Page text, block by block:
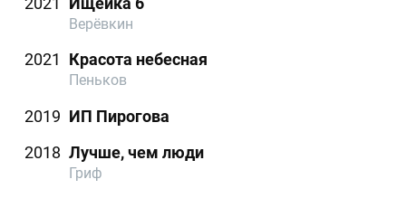
Верёвкин
2021 Красота небесная
Пеньков
2019 ИП Пирогова
2018 Лучше, чем люди
Гриф